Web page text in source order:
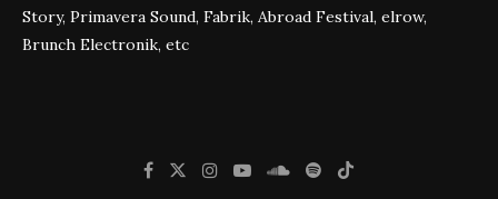
Story, Primavera Sound, Fabrik, Abroad Festival, elrow,
Brunch Electronik, etc